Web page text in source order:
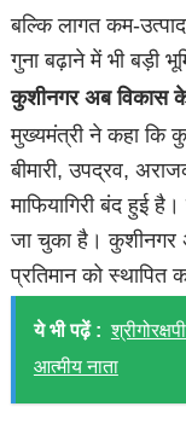
बल्कि लागत कम-
गुना बढ़ाने में भी बड़ी
कुशीनगर अब विकास के
मुख्यमंत्री ने कहा कि
बीमारी, उपद्रव,
माफियागिरी बंद हुई
जा चुका है। कुशीनगर
प्रतिमान को स्थापित
ये भी पढ़ें :
आत्मीय नाता